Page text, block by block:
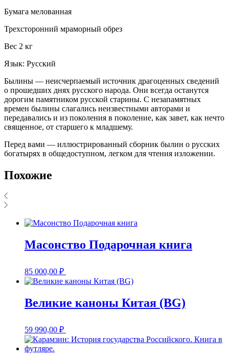
Бумага мелованная
Трехсторонний мраморный обрез
Вес 2 кг
Язык: Русский
Былины — неисчерпаемый источник драгоценных сведений
о прошедших днях русского народа. Они всегда останутся
дорогим памятником русской старины. С незапамятных
времен былины слагались неизвестными авторами и
передавались и из поколения в поколение, как завет, как нечто
священное, от старшего к младшему.
Перед вами — иллюстрированный сборник былин о русских
богатырях в общедоступном, легком для чтения изложении.
Похожие
Масонство Подарочная книга
85 000,00 ₽
Великие каноны Китая (BG)
59 990,00 ₽